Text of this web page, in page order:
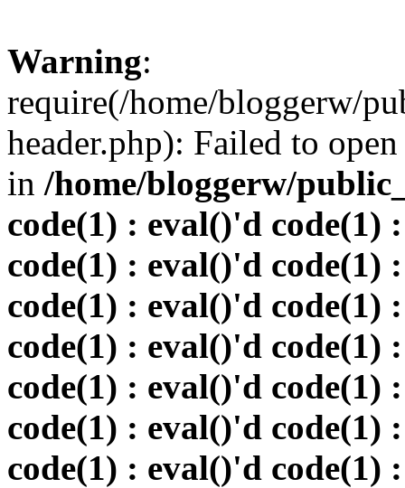
Warning:
require(/home/bloggerw/
header.php): Failed to
in /home/bloggerw/
code(1) : eval()'d code(1)
code(1) : eval()'d code(1)
code(1) : eval()'d code(1)
code(1) : eval()'d code(1)
code(1) : eval()'d code(1)
code(1) : eval()'d code(1)
code(1) : eval()'d code(1)